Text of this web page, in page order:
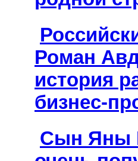
Роман
история
бизнес-
Сын Яны